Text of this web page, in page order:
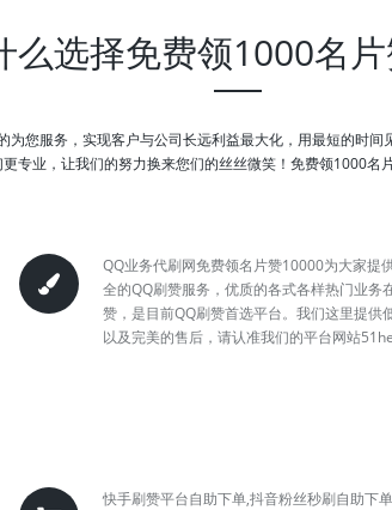
么选择免费领1000名片
您服务，实现客户与公司长远利益最大化，用最短的时
专业，让我们的努力换来您们的丝丝微笑！免费领1000名
QQ业务代刷网免费领名片赞10000为大家提
全的QQ刷赞服务，优质的各式各样热门业务
赞，是目前QQ刷赞首选平台。我们这里提供
以及完美的售后，请认准我们的平台网站
快手刷赞平台自助下单,抖音粉丝秒刷自助下